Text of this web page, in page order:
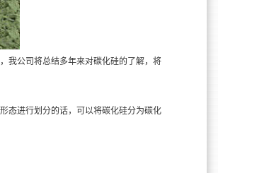
我公司将总结多年来对碳化硅的了解，将
态进行划分的话，可以将碳化硅分为碳化